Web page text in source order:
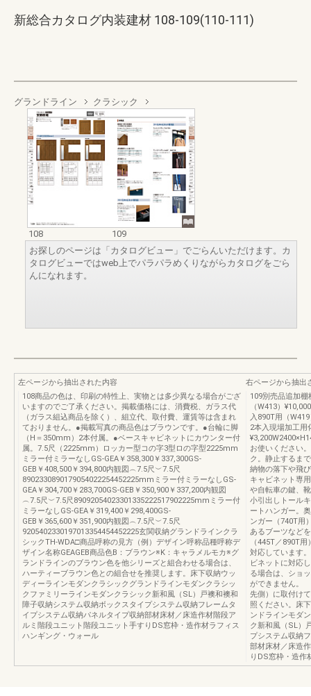
新総合カタログ内装建材 108-109(110-111)
グランドライン クラシック
108
109
お探しのページは「カタログビュー」でごらんいただけます。カ
タログビューではweb上でパラパラめくりながらカタログをごら
んになれます。
左ページから抽出された内容
108商品の色は、印刷の特性上、実物とは多少異なる場合がござ
いますのでご了承ください。掲載価格には、消費税、ガラス代
（ガラス組込商品を除く）、組立代、取付費、運賃等は含まれ
ておりません。●掲載写真の商品色はブラウンです。●台輪に脚
（H＝350mm）2本付属。●ベースキャビネットにカウンター付
属。7.5尺（2225mm）ロッカー型コの字3型ロの字型2225mm
ミラー付ミラーなしGS-GEA￥358,300￥337,300GS-
GEB￥408,500￥394,800内観図︵7.5尺︶7.5尺
8902330890179054022254452225mmミラー付ミラーなしGS-
GEA￥304,700￥283,700GS-GEB￥350,900￥337,200内観図
︵7.5尺︶7.5尺89092054023301335222517902225mmミラー付
ミラーなしGS-GEA￥319,400￥298,400GS-
GEB￥365,600￥351,900内観図︵7.5尺︶7.5尺
9205402330197013354454452225玄関収納グランドラインクラ
シックTH-WDA□商品呼称の見方（例）デザイン呼称品種呼称デ
ザイン名称GEAGEB商品色B：ブラウン※K：キャラメルモカ※グ
ランドラインのブラウン色を他シリーズと組合わせる場合は、
ハーティーブラウン色との組合せを推奨します。床下収納ウッ
ディーラインモダンクラシックグランドラインモダンクラシッ
クファミリーラインモダンクラシック新和風（SL）戸襖和襖和
障子収納システム収納ボックスタイプシステム収納フレームタ
イプシステム収納パネルタイプ収納部材床材／床造作材階段ア
ルミ階段ユニット階段ユニット手すりDS窓枠・造作材ラフィス
ハンギング・ウォール
右ページから抽出
109別売品追加
（W413）
入890T用（
2本入現場加工用
お使いください
ク。静止するま
納物の落下や飛
キャビネット専
や自転車の鍵、
小引出しトール
ートハンガー。
ンガー（740T用
あるブーツなど
（445T／890T
対応しています
ビネットに対応
る場合は、ショ
ができません。
先側）に取付け
照ください。床
ンドラインモダ
ク新和風（SL）
プシステム収納
部材床材／床造
りDS窓枠・造作